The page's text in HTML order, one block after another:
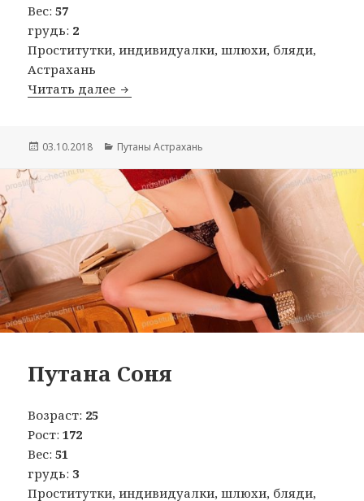
Вес:57
грудь: 2
Проститутки, индивидуалки, шлюхи, бляди,
Астрахань
Читать далее Путана Настя
Опубликовано
03.10.2018 Рубрики
Путаны Астрахань
Путана Соня
Возраст: 25
Рост:172
Вес:51
грудь: 3
Проститутки, индивидуалки, шлюхи, бляди,